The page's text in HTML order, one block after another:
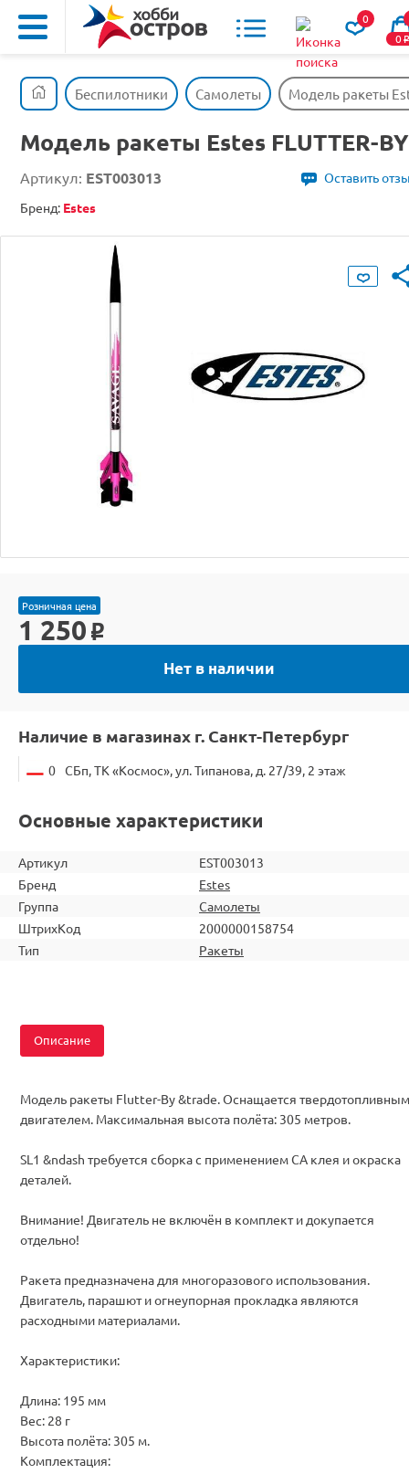
0
0o
Беспилотники Самолеты Модель ракеты
Модель ракеты Estes FLUTTER-BY
Артикул: EST003013
Оставить
Бренд: Estes
Розничная цена
1 250 o
Нет в наличии
Наличие в магазинах г. Санкт-Петербург
0 СБп, ТК «Космос», ул. Типанова, д. 27/39, 2 этаж
Основные характеристики
Артикул
EST003013
Бренд
Estes
Группа
Самолеты
ШтрихКод
2000000158754
Тип
Ракеты
Описание
Модель ракеты Flutter-By &trade. Оснащается твердотопливным
двигателем. Максимальная высота полёта: 305 метров.
SL1 &ndash требуется сборка с применением CA клея и окраска
деталей.
Внимание! Двигатель не включён в комплект и докупается
отдельно!
Ракета предназначена для многоразового использования.
Двигатель, парашют и огнеупорная прокладка являются
расходными материалами.
Характеристики:
Длина: 195 мм
Вес: 28 г
Высота полёта: 305 м.
Комплектация: